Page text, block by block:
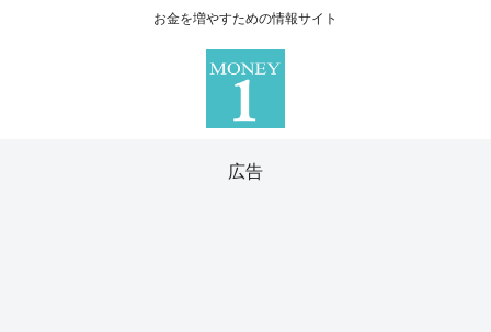
お金を増やすための情報サイト
広告